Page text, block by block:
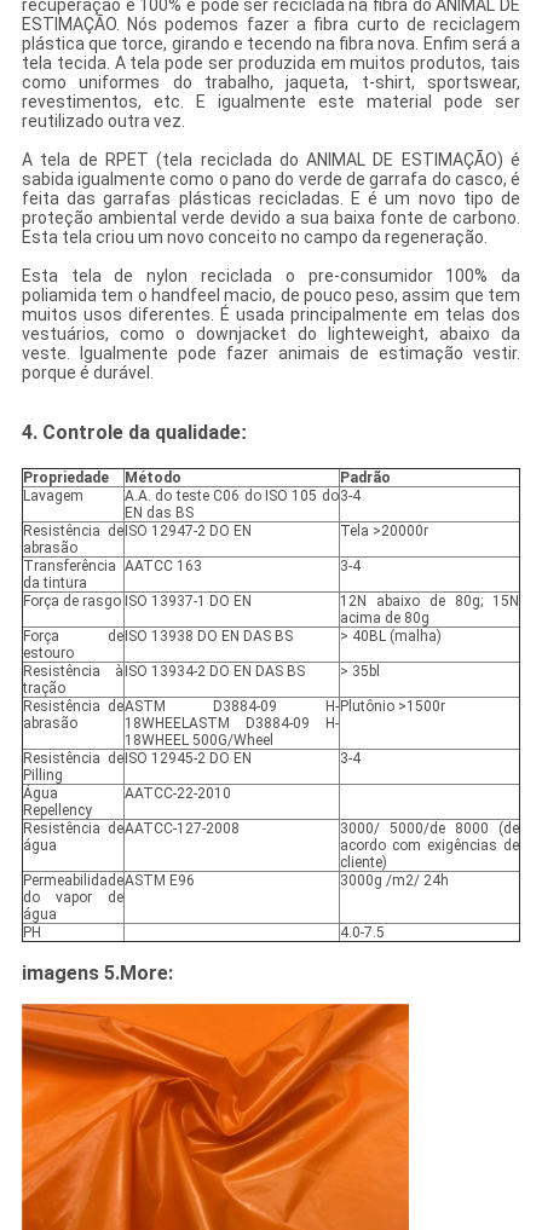
recuperação é 100% e pode ser reciclada na fibra do ANIMAL DE
ESTIMAÇÃO. Nós podemos fazer a fibra curto de reciclagem
plástica que torce, girando e tecendo na fibra nova. Enfim será a
tela tecida. A tela pode ser produzida em muitos produtos, tais
como uniformes do trabalho, jaqueta, t-shirt, sportswear,
revestimentos, etc. E igualmente este material pode ser
reutilizado outra vez.
A tela de RPET (tela reciclada do ANIMAL DE ESTIMAÇÃO) é
sabida igualmente como o pano do verde de garrafa do casco, é
feita das garrafas plásticas recicladas. E é um novo tipo de
proteção ambiental verde devido a sua baixa fonte de carbono.
Esta tela criou um novo conceito no campo da regeneração.
Esta tela de nylon reciclada o pre-consumidor 100% da
poliamida tem o handfeel macio, de pouco peso, assim que tem
muitos usos diferentes. É usada principalmente em telas dos
vestuários, como o downjacket do lighteweight, abaixo da
veste. Igualmente pode fazer animais de estimação vestir.
porque é durável.
4. Controle da qualidade:
Propriedade Método
Padrão
Lavagem
A.A. do teste C06 do ISO 105 do
EN das BS
3-4
Resistência de
abrasão
ISO 12947-2 DO EN Tela >20000r
Transferência
da tintura
AATCC 163 3-4
Força de rasgo ISO 13937-1 DO EN
12N abaixo de 80g; 15N
acima de 80g
Força de
estouro
ISO 13938 DO EN DAS BS > 40BL (malha)
Resistência à
tração
ISO 13934-2 DO EN DAS BS > 35bl
Resistência de
abrasão
ASTM D3884-09 H-
18WHEELASTM D3884-09 H-
18WHEEL 500G/Wheel
Plutônio >1500r
Resistência de
Pilling
ISO 12945-2 DO EN 3-4
Água
Repellency
AATCC-22-2010
Resistência de
água
AATCC-127-2008
3000/ 5000/de 8000 (de
acordo com exigências de
cliente)
Permeabilidade
do vapor de
água
ASTM E96 3000g /m2/ 24h
PH 4.0-7.5
imagens 5.More: